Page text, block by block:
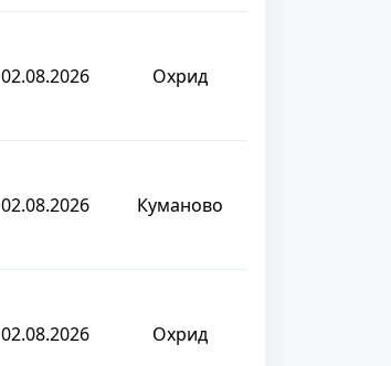
02.08.2026 Охрид
02.08.2026 Куманово
02.08.2026 Охрид